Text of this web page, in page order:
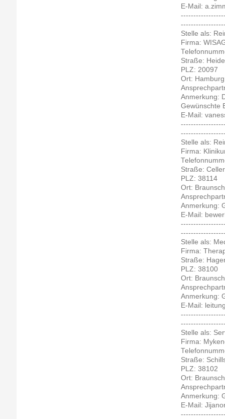
E-Mail:
Stelle als:
Firma:
Straße:
PLZ: 20097
Ort: Hamburg
Anmerkung:
Gewünschte
E-Mail:
Stelle als:
Firma:
Straße:
PLZ: 38114
Ort:
Anmerkung:
E-Mail:
Stelle als:
Firma:
Straße:
PLZ: 38100
Ort:
Anmerkung:
E-Mail:
Stelle als:
Firma:
Straße:
PLZ: 38102
Ort:
Anmerkung:
E-Mail: